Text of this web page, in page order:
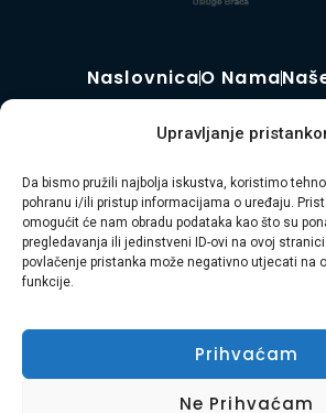
Upravljanje
Da bismo pružili najbolja iskustva, koristimo
pohranu i/ili pristup informacijama o uređaju.
omogućit će nam obradu podataka kao što su
pregledavanja ili jedinstveni ID-ovi na ovoj
povlačenje pristanka može negativno utjecati na
funkcije.
Prihvaćam
Ne Prihvaćam
NaslovnicaO Nama
pridržana.
Usluga Braća d.o.o. je obiteljska
iskustva u pružanju cjelovitih usluga
otpada, čišćenja i uređenja
Primorsko-goranske županije i
vaša bezbrižnost i